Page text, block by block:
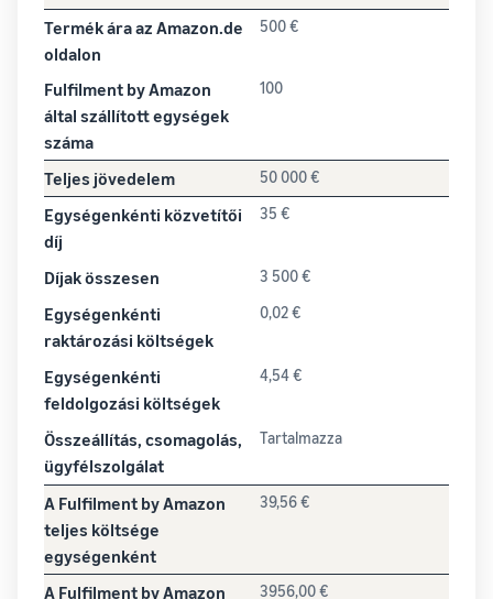
Termék ára az Amazon.de
oldalon
500 €
Fulfilment by Amazon
által szállított egységek
száma
100
Teljes jövedelem 50 000 €
Egységenkénti közvetítői
díj
35 €
Díjak összesen 3 500 €
Egységenkénti
raktározási költségek
0,02 €
Egységenkénti
feldolgozási költségek
4,54 €
Összeállítás, csomagolás,
ügyfélszolgálat
Tartalmazza
A Fulfilment by Amazon
teljes költsége
egységenként
39,56 €
A Fulfilment by Amazon
3956,00 €